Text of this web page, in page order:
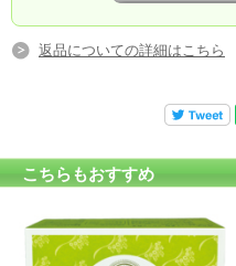
返品についての詳細はこちら
こちらもおすすめ